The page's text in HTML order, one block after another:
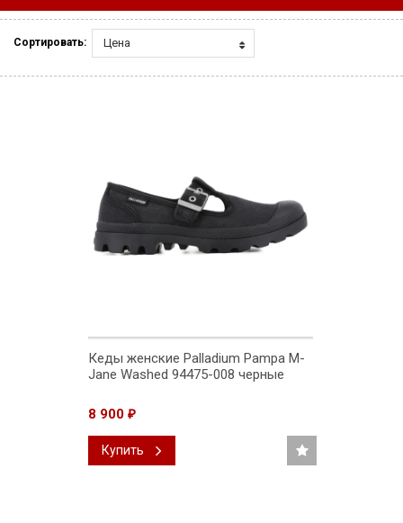
Сортировать: Цена
Кеды женские Palladium Pampa M-
Jane Washed 94475-008 черные
8 900 ₽
Купить